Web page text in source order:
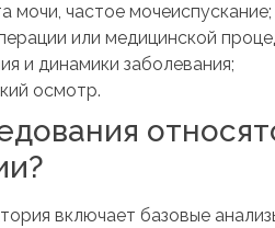
мочи, частое мочеиспускание;
или медицинской
и динамики заболевания;
осмотр.
включает базовые